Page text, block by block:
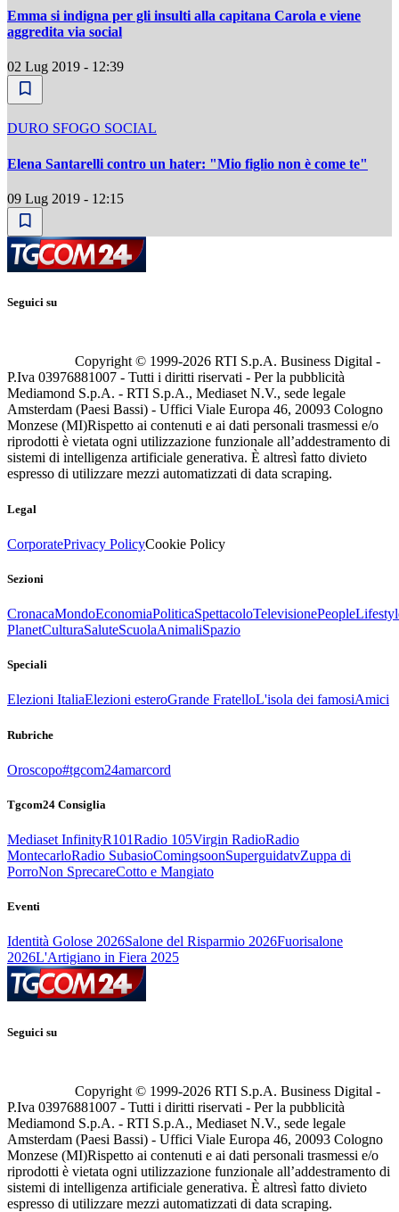
Emma si indigna per gli insulti alla capitana Carola e viene
aggredita via social
02 Lug 2019 - 12:39
DURO SFOGO SOCIAL
Elena Santarelli contro un hater: "Mio figlio non è come te"
09 Lug 2019 - 12:15
Seguici su
Copyright © 1999-2026 RTI S.p.A. Business Digital -
P.Iva 03976881007 - Tutti i diritti riservati - Per la pubblicità
Mediamond S.p.A. - RTI S.p.A., Mediaset N.V., sede legale
Amsterdam (Paesi Bassi) - Uffici Viale Europa 46, 20093 Cologno
Monzese (MI)Rispetto ai contenuti e ai dati personali trasmessi e/o
riprodotti è vietata ogni utilizzazione funzionale all’addestramento di
sistemi di intelligenza artificiale generativa. È altresì fatto divieto
espresso di utilizzare mezzi automatizzati di data scraping.
Legal
CorporatePrivacy PolicyCookie Policy
Sezioni
CronacaMondoEconomiaPoliticaSpettacoloTelevisionePeople
PlanetCulturaSaluteScuolaAnimaliSpazio
Speciali
Elezioni ItaliaElezioni esteroGrande FratelloL'isola dei famosiAmici
Rubriche
Oroscopo#tgcom24amarcord
Tgcom24 Consiglia
Mediaset InfinityR101Radio 105Virgin RadioRadio
MontecarloRadio SubasioComingsoonSuperguidatvZuppa di
PorroNon SprecareCotto e Mangiato
Eventi
Identità Golose 2026Salone del Risparmio 2026Fuorisalone
2026L'Artigiano in Fiera 2025
Seguici su
Copyright © 1999-2026 RTI S.p.A. Business Digital -
P.Iva 03976881007 - Tutti i diritti riservati - Per la pubblicità
Mediamond S.p.A. - RTI S.p.A., Mediaset N.V., sede legale
Amsterdam (Paesi Bassi) - Uffici Viale Europa 46, 20093 Cologno
Monzese (MI)Rispetto ai contenuti e ai dati personali trasmessi e/o
riprodotti è vietata ogni utilizzazione funzionale all’addestramento di
sistemi di intelligenza artificiale generativa. È altresì fatto divieto
espresso di utilizzare mezzi automatizzati di data scraping.